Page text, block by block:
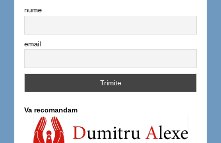
nume
email
Va recomandam